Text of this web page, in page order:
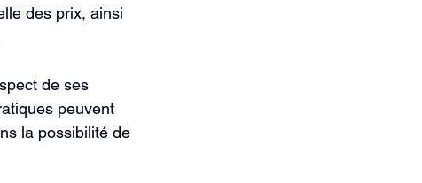
des prix, ainsi
de ses
peuvent
la possibilité de